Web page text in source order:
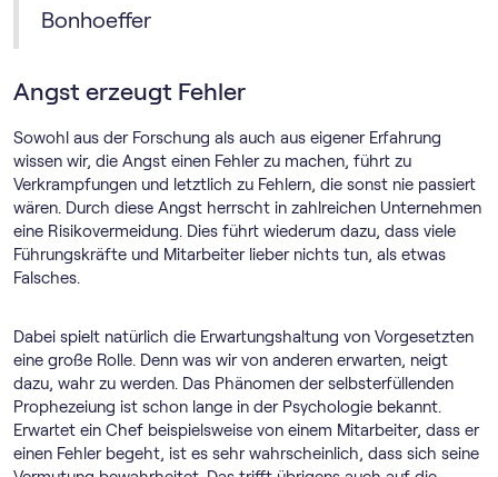
Bonhoeffer
Angst erzeugt Fehler
Sowohl aus der Forschung als auch aus eigener Erfahrung
wissen wir, die Angst einen Fehler zu machen, führt zu
Verkrampfungen und letztlich zu Fehlern, die sonst nie passiert
wären. Durch diese Angst herrscht in zahlreichen Unternehmen
eine Risikovermeidung. Dies führt wiederum dazu, dass viele
Führungskräfte und Mitarbeiter lieber nichts tun, als etwas
Falsches.
Dabei spielt natürlich die Erwartungshaltung von Vorgesetzten
eine große Rolle. Denn was wir von anderen erwarten, neigt
dazu, wahr zu werden. Das Phänomen der selbsterfüllenden
Prophezeiung ist schon lange in der Psychologie bekannt.
Erwartet ein Chef beispielsweise von einem Mitarbeiter, dass er
einen Fehler begeht, ist es sehr wahrscheinlich, dass sich seine